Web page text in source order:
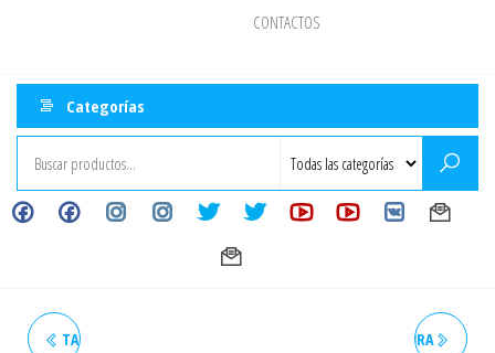
CONTACTOS
Categorías
TAPÓN HEXAGONAL HEMBRA TAPÓN HEXAGONAL HEMBRA